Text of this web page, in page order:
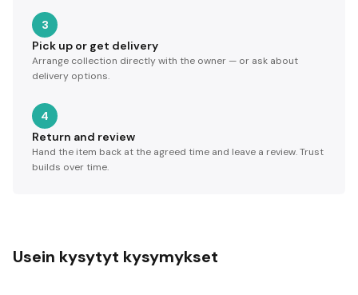
3
Pick up or get delivery
Arrange collection directly with the owner — or ask about
delivery options.
4
Return and review
Hand the item back at the agreed time and leave a review. Trust
builds over time.
Usein kysytyt kysymykset